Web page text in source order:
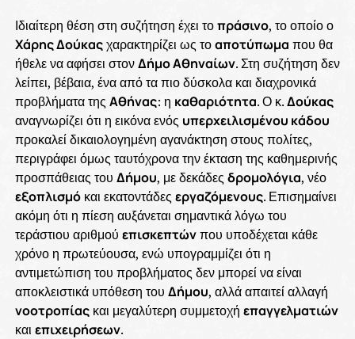
Ιδιαίτερη θέση στη συζήτηση έχει τοπράσινο, το οποίο ο
Χάρης Δούκαςχαρακτηρίζει ως τοαποτύπωμα που θα
ήθελε να αφήσει στονΔήμο Αθηναίων. Στη συζήτηση δεν
λείπει, βέβαια, ένα από τα πιο δύσκολα και διαχρονικά
προβλήματα της Αθήνας: η καθαριότητα. Ο κ.Δούκας
αναγνωρίζει ότι η εικόνα ενός υπερχειλισμένου κάδου
προκαλεί δικαιολογημένη αγανάκτηση στους πολίτες,
περιγράφει όμως ταυτόχρονα την έκταση της καθημερινής
προσπάθειας του Δήμου, με δεκάδες δρομολόγια, νέο
εξοπλισμόκαι εκατοντάδες εργαζόμενους. Επισημαίνει
ακόμη ότι η πίεση αυξάνεται σημαντικά λόγω του
τεράστιου αριθμού επισκεπτώνπου υποδέχεται κάθε
χρόνο η πρωτεύουσα, ενώ υπογραμμίζει ότι η
αντιμετώπιση του προβλήματος δεν μπορεί να είναι
αποκλειστικά υπόθεση του Δήμου, αλλά απαιτεί αλλαγή
νοοτροπίαςκαι μεγαλύτερη συμμετοχή επαγγελματιών
και επιχειρήσεων.